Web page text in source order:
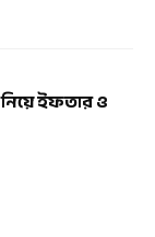
ইফতার ও